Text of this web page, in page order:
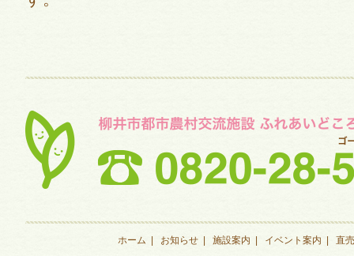
ホーム お知らせ 施設案内 イベント案内 直